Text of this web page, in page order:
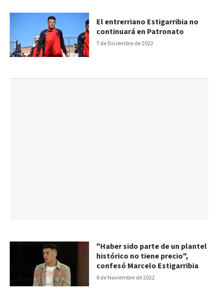
7 de Diciembre de 2022
El entrerriano Estigarribia no
continuará en Patronato
8 de Noviembre de 2022
"Haber sido parte de un plantel
histórico no tiene precio",
confesó Marcelo Estigarribia